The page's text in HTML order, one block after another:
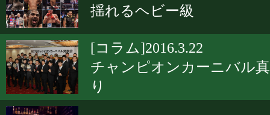
揺れるヘビー級
[コラム]2016.3.22
チャンピオンカーニバル
り